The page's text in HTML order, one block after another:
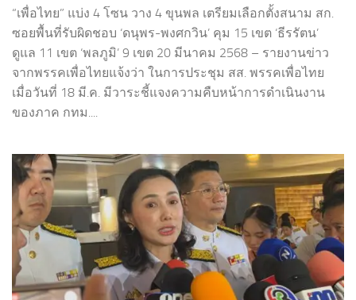
“เพื่อไทย” แบ่ง 4 โซน วาง 4 ขุนพล เตรียมเลือกตั้งสนาม สก.
ซอยพื้นที่รับผิดชอบ ‘ดนุพร-พงศกวิน’ คุม 15 เขต ‘ธีรรัตน’
ดูแล 11 เขต ‘พลภูมิ’ 9 เขต 20 มีนาคม 2568 – รายงานข่าว
จากพรรคเพื่อไทยแจ้งว่า ในการประชุม สส. พรรคเพื่อไทย
เมื่อวันที่ 18 มี.ค. มีวาระชี้แจงความคืบหน้าการดำเนินงาน
ของภาค กทม....